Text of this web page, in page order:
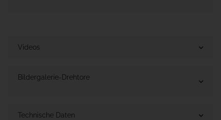
Videos
Bildergalerie-Drehtore
Technische Daten